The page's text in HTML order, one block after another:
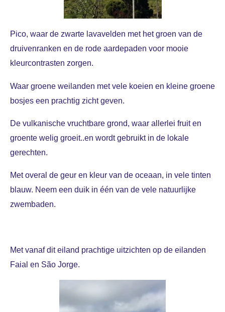
Pico, waar de zwarte lavavelden met het groen van de
druivenranken en de rode aardepaden voor mooie
kleurcontrasten zorgen.
Waar groene weilanden met vele koeien en kleine groene
bosjes een prachtig zicht geven.
De vulkanische vruchtbare grond, waar allerlei fruit en
groente welig groeit..en wordt gebruikt in de lokale
gerechten.
Met overal de geur en kleur van de oceaan, in vele tinten
blauw. Neem een duik in één van de vele natuurlijke
zwembaden.
Met vanaf dit eiland prachtige uitzichten op de eilanden
Faial en São Jorge.